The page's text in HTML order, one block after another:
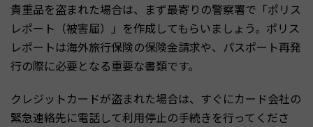
貴重品を盗まれた場合は、まず最寄りの警察署で「ポリス
レポート（被害届）」を作成してもらいましょう。ポリス
レポートは海外旅行保険の保険金請求や、パスポート再発
行の際に必要となる重要な書類です。
クレジットカードが盗まれた場合は、すぐにカード会社の
緊急連絡先に電話して利用停止の手続きを行ってくださ